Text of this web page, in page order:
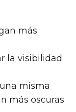
más
la visibilidad
misma
más oscuras